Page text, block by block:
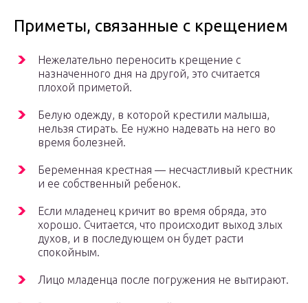
Приметы, связанные с крещением
Нежелательно переносить крещение с
назначенного дня на другой, это считается
плохой приметой.
Белую одежду, в которой крестили малыша,
нельзя стирать. Ее нужно надевать на него во
время болезней.
Беременная крестная — несчастливый крестник
и ее собственный ребенок.
Если младенец кричит во время обряда, это
хорошо. Считается, что происходит выход злых
духов, и в последующем он будет расти
спокойным.
Лицо младенца после погружения не вытирают.